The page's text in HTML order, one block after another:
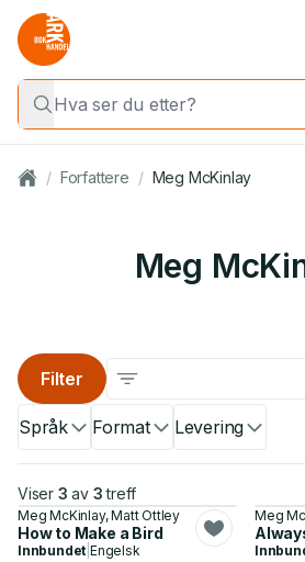
/ Forfattere / Meg McKinlay
Meg
Språk Format Levering
Filter
Viser 3 av 3 treff
Meg McKinlay, Matt Ottley
How to Make a Bird
Innbundet |Engelsk
Meg